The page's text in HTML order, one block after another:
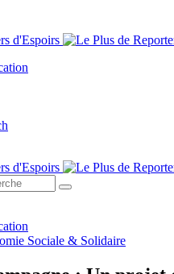
Sociale & Solidaire